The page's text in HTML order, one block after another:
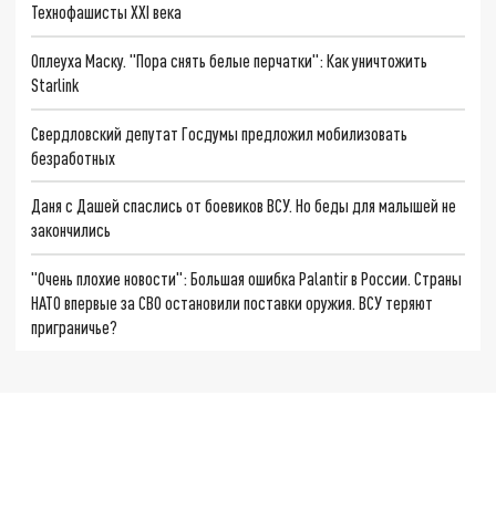
Технофашисты XXI века
Оплеуха Маску. "Пора снять белые перчатки": Как уничтожить
Starlink
Свердловский депутат Госдумы предложил мобилизовать
безработных
Даня с Дашей спаслись от боевиков ВСУ. Но беды для малышей не
закончились
"Очень плохие новости": Большая ошибка Palantir в России. Страны
НАТО впервые за СВО остановили поставки оружия. ВСУ теряют
приграничье?